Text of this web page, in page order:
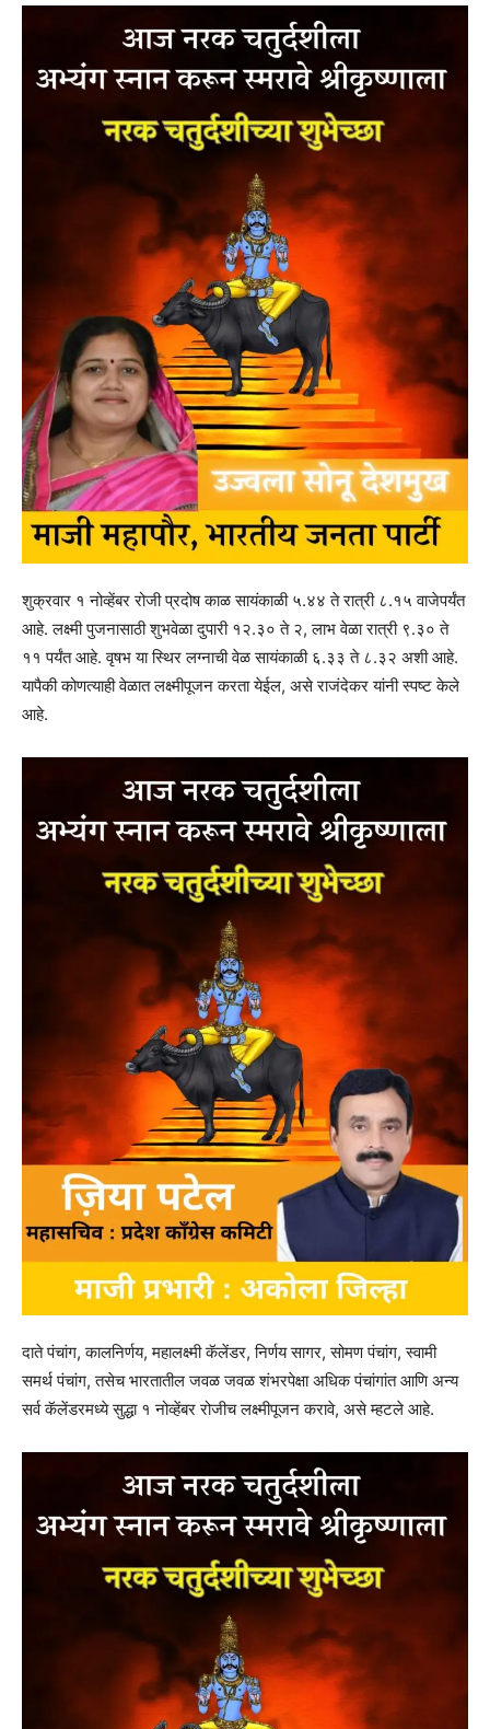
शुक्रवार १ नोव्हेंबर रोजी प्रदोष काळ सायंकाळी ५.४४ ते रात्री ८.१५ वाजेपर्यंत
आहे. लक्ष्मी पुजनासाठी शुभवेळा दुपारी १२.३० ते २, लाभ वेळा रात्री ९.३० ते
११ पर्यंत आहे. वृषभ या स्थिर लग्नाची वेळ सायंकाळी ६.३३ ते ८.३२ अशी आहे.
यापैकी कोणत्याही वेळात लक्ष्मीपूजन करता येईल, असे राजंदेकर यांनी स्पष्ट केले
आहे.
दाते पंचांग, कालनिर्णय, महालक्ष्मी कॅलेंडर, निर्णय सागर, सोमण पंचांग, स्वामी
समर्थ पंचांग, तसेच भारतातील जवळ जवळ शंभरपेक्षा अधिक पंचांगांत आणि अन्य
सर्व कॅलेंडरमध्ये सुद्धा १ नोव्हेंबर रोजीच लक्ष्मीपूजन करावे, असे म्हटले आहे.